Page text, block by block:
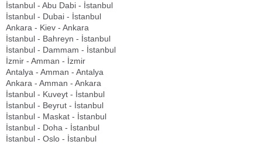
İstanbul - Abu Dabi - İstanbul
İstanbul - Dubai - İstanbul
Ankara - Kiev - Ankara
İstanbul - Bahreyn - İstanbul
İstanbul - Dammam - İstanbul
İzmir - Amman - İzmir
Antalya - Amman - Antalya
Ankara - Amman - Ankara
İstanbul - Kuveyt - İstanbul
İstanbul - Beyrut - İstanbul
İstanbul - Maskat - İstanbul
İstanbul - Doha - İstanbul
İstanbul - Oslo - İstanbul